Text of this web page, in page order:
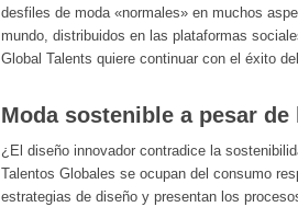
desfiles de moda «normales» en muchos
mundo, distribuidos en las plataformas
Global Talents quiere continuar con el éxito
Moda sostenible a pesar de
¿El diseño innovador contradice la
Talentos Globales se ocupan del consumo
estrategias de diseño y presentan los